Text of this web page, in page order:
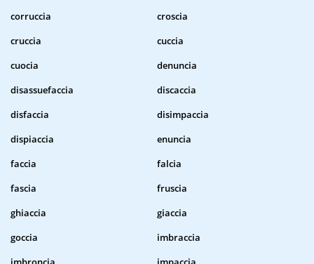
corruccia
croscia
cruccia
cuccia
cuocia
denuncia
disassuefaccia
discaccia
disfaccia
disimpaccia
dispiaccia
enuncia
faccia
falcia
fascia
fruscia
ghiaccia
giaccia
goccia
imbraccia